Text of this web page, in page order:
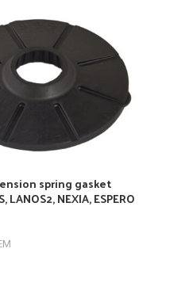
spring gasket
LANOS2, NEXIA, ESPERO